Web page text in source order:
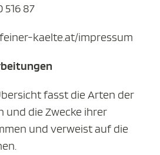
516 87
kaelte.at/impressum
fasst die Arten der
und die Zwecke ihrer
und verweist auf die